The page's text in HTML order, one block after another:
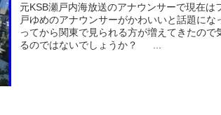
元KSB瀬戸内海放送のアナウンサーで現在は
戸ゆめのアナウンサーがかわいいと話題にな
ってから関東で見られる方が増えてきたので
るのではないでしょうか？ ...